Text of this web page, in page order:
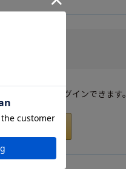
スワードでログインできます。